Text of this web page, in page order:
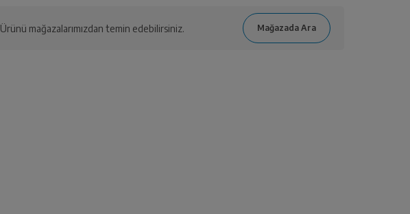
Ürünü mağazalarımızdan temin edebilirsiniz.